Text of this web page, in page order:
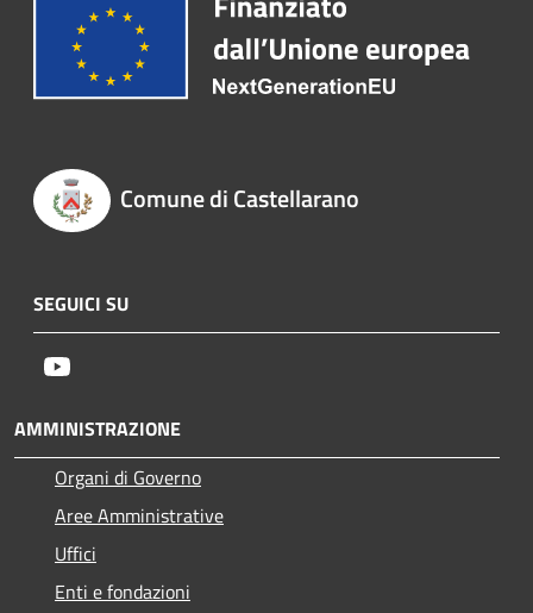
Comune di Castellarano
SEGUICI SU
AMMINISTRAZIONE
Organi di Governo
Aree Amministrative
Uffici
Enti e fondazioni